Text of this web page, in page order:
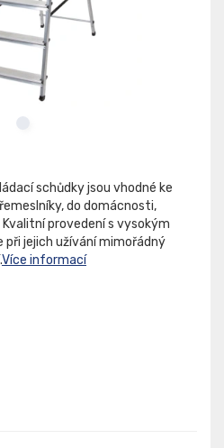
schůdky jsou vhodné ke
do domácnosti,
provedení s vysokým
jejich užívání mimořádný
Více informací